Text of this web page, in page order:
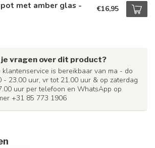
met amber glas - €16,95
je vragen over dit product?
klantenservice is bereikbaar van ma - do
- 23.00 uur, vr tot 21.00 uur & op zaterdag
uur per telefoon en WhatsApp op
+31 85 773 1906